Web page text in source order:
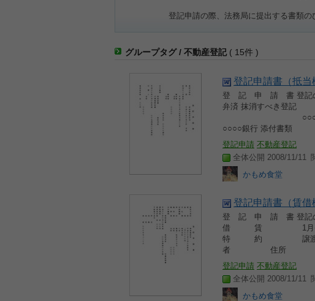
登記申請の際、法務局に提出する書類の
グループタグ / 不動産登記 ( 15件 )
登記申請書（抵当
登 記 申 請 書
弁済 抹消すべき
○○○○
○○○○銀行 添付書
登記申請 不動産登記
全体公開 2008/11/11
かもめ食堂
登記申請書（賃借
登 記 申 請 書
借 賃 1月
特 約 譲渡・
者 住所
登記申請 不動産登記
全体公開 2008/11/11
かもめ食堂